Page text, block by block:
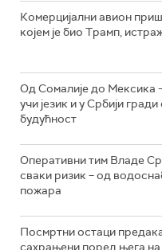
Комерцијални авион
којем је био Трамп,
Од Сомалије до Мексика
учи језик и у Србији
будућност
Оперативни тим Владе
сваки ризик – од
пожара
Посмртни остаци
сахрањени поред њега